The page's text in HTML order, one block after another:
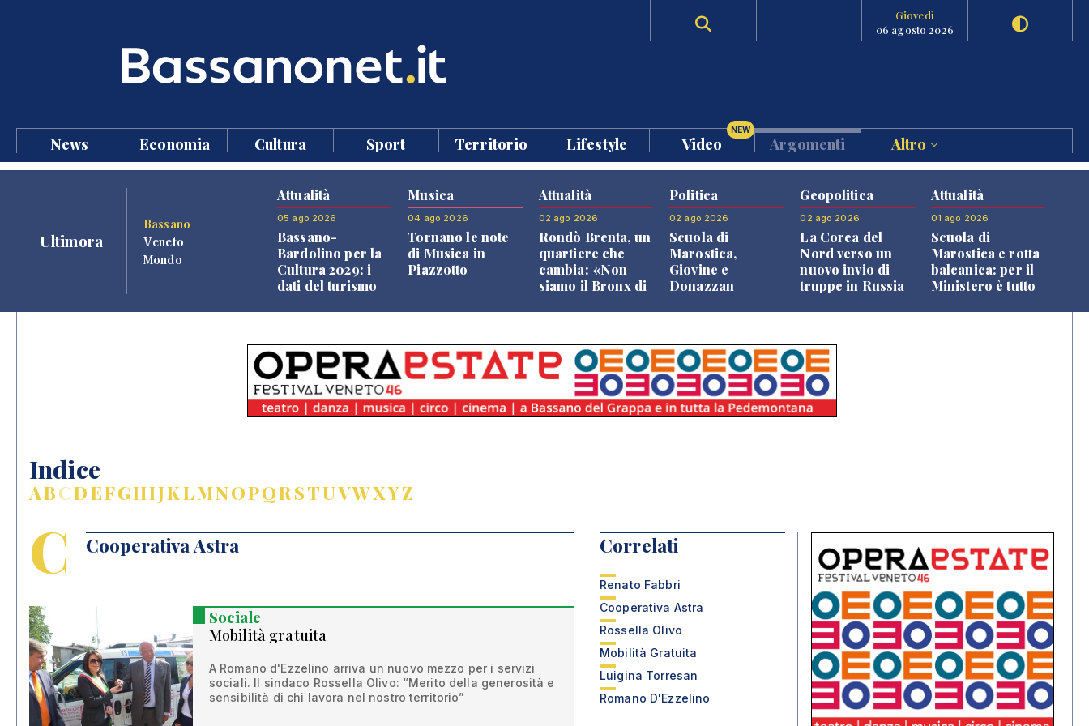
Giovedì
06 agosto 2026
News Economia Cultura Sport Territorio Lifestyle Video
NEW
Argomenti Altro
Ultimora
Bassano
Veneto
Mondo
Attualità
05 ago 2026
Bassano-
Bardolino per la
Cultura 2029: i
dati del turismo
Musica
04 ago 2026
Tornano le note
di Musica in
Piazzotto
Attualità
02 ago 2026
Rondò Brenta, un
quartiere che
cambia: «Non
siamo il Bronx di
Politica
02 ago 2026
Scuola di
Marostica,
Giovine e
Donazzan
Geopolitica
02 ago 2026
La Corea del
Nord verso un
nuovo invio di
truppe in Russia
Attualità
01 ago 2026
Scuola di
Marostica e rotta
balcanica: per il
Ministero è tutto
Indice
ABCDEFGHIJKLMNOPQRSTUVWXYZ
C Cooperativa Astra
Sociale
Mobilità gratuita
A Romano d'Ezzelino arriva un nuovo mezzo per i servizi
sociali. Il sindaco Rossella Olivo: “Merito della generosità e
sensibilità di chi lavora nel nostro territorio”
Correlati
Renato Fabbri
Cooperativa Astra
Rossella Olivo
Mobilità Gratuita
Luigina Torresan
Romano D'Ezzelino